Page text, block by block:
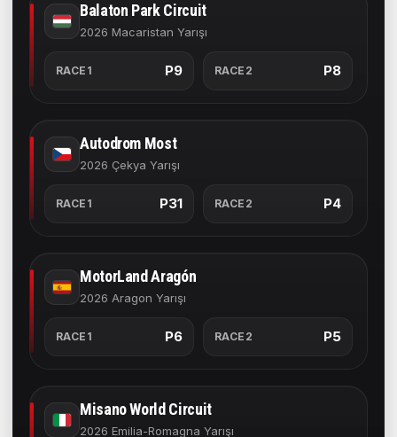
Balaton Park Circuit
2026 Macaristan Yarışı
RACE1 P9 RACE2 P8
Autodrom Most
2026 Çekya Yarışı
RACE1 P31 RACE2 P4
MotorLand Aragón
2026 Aragon Yarışı
RACE1 P6 RACE2 P5
Misano World Circuit
2026 Emilia-Romagna Yarışı